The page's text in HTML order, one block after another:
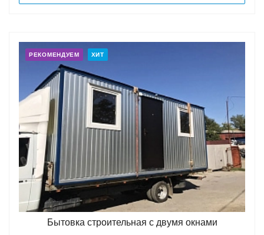
РЕКОМЕНДУЕМ ХИТ
Бытовка строительная с двумя окнами